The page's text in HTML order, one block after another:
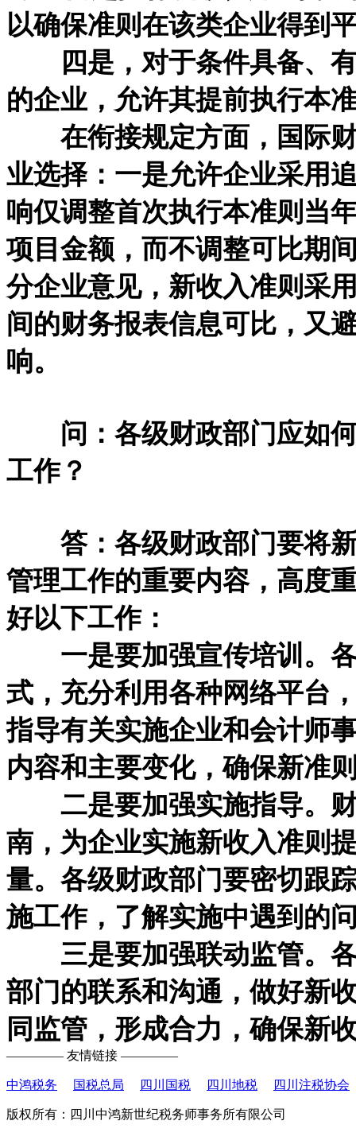
以确保准则在该类企业得到
四是，对于条件具备、有
的企业，允许其提前执行本
在衔接规定方面，国际财
业选择：一是允许企业采用
响仅调整首次执行本准则当
项目金额，而不调整可比期
分企业意见，新收入准则采
间的财务报表信息可比，又
响。
问：各级财政部门应如何
工作？
答：各级财政部门要将新
管理工作的重要内容，高度
好以下工作：
一是要加强宣传培训。各
式，充分利用各种网络平台
指导有关实施企业和会计师
内容和主要变化，确保新准
二是要加强实施指导。财
南，为企业实施新收入准则
量。各级财政部门要密切跟
施工作，了解实施中遇到的
三是要加强联动监管。各
部门的联系和沟通，做好新
同监管，形成合力，确保新
––––––––– 友情链接 –––––––––
中鸿税务 国税总局 四川国税 四川地税 四川注税协会
版权所有：四川中鸿新世纪税务师事务所有限公司